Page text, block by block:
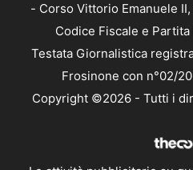
- Corso Vittorio Emanuele
Codice Fiscale e
Testata Giornalistica
Frosinone con n°02/
Copyright ©2026 - Tutti i